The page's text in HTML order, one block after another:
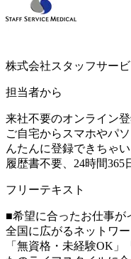
株式会社スタッフサービ
担当者から
来社不要のオンライン
ご自宅からスマホやパ
んたんに登録できちゃい
履歴書不要、24時間365
フリーテキスト
■希望に合ったお仕事が
全国に広がるネットワ
「無資格・未経験OK